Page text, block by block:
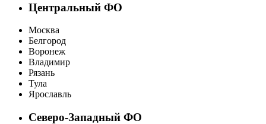
Центральный ФО
Москва
Белгород
Воронеж
Владимир
Рязань
Тула
Ярославль
Северо-Западный ФО